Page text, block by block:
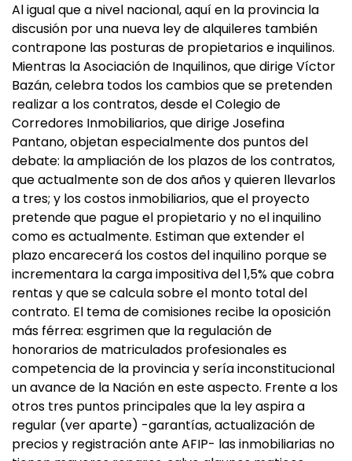
Al igual que a nivel nacional, aquí en la provincia la
discusión por una nueva ley de alquileres también
contrapone las posturas de propietarios e inquilinos.
Mientras la Asociación de Inquilinos, que dirige Víctor
Bazán, celebra todos los cambios que se pretenden
realizar a los contratos, desde el Colegio de
Corredores Inmobiliarios, que dirige Josefina
Pantano, objetan especialmente dos puntos del
debate: la ampliación de los plazos de los contratos,
que actualmente son de dos años y quieren llevarlos
a tres; y los costos inmobiliarios, que el proyecto
pretende que pague el propietario y no el inquilino
como es actualmente. Estiman que extender el
plazo encarecerá los costos del inquilino porque se
incrementara la carga impositiva del 1,5% que cobra
rentas y que se calcula sobre el monto total del
contrato. El tema de comisiones recibe la oposición
más férrea: esgrimen que la regulación de
honorarios de matriculados profesionales es
competencia de la provincia y sería inconstitucional
un avance de la Nación en este aspecto. Frente a los
otros tres puntos principales que la ley aspira a
regular (ver aparte) -garantías, actualización de
precios y registración ante AFIP- las inmobiliarias no